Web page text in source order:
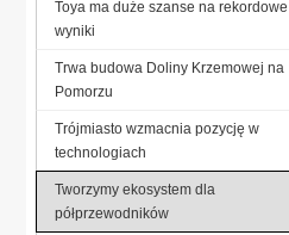
Toya ma duże szanse na rekordowe
wyniki
Trwa budowa Doliny Krzemowej na
Pomorzu
Trójmiasto wzmacnia pozycję w
technologiach
Tworzymy ekosystem dla
półprzewodników